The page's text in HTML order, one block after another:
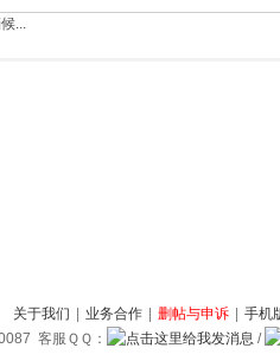
...
关于我们 业务合作 删帖与申诉 手机
客服ＱＱ： /